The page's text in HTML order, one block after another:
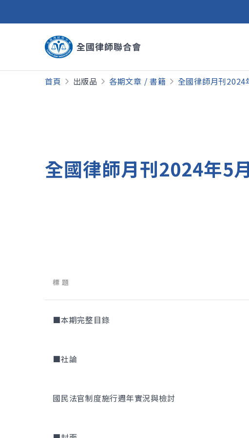
首頁 出版品 各期文章 / 書籍 全國律師月刊2024
全國律師月刊2024年5
標 題
■本期完整目錄
■社論
國民法官制度施行週年實況與檢討